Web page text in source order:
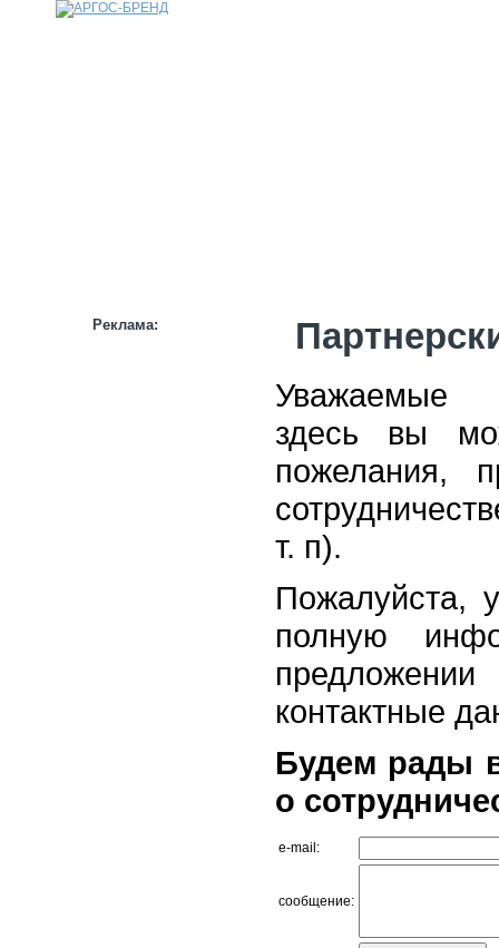
Реклама:
Уважаемые
здесь вы
пожелания,
т. п).
Пожалуйста,
полную
контактные
Будем рады
о
e-mail:
сообщение: